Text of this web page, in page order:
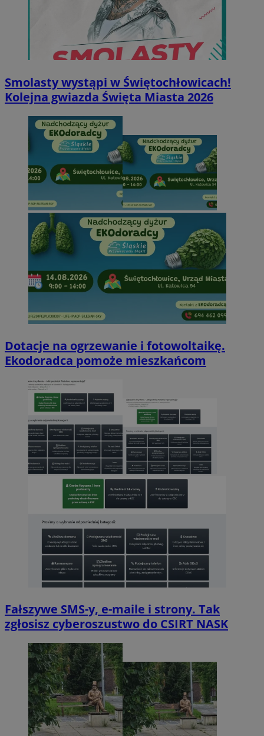
Smolasty wystąpi w Świętochłowicach!
Kolejna gwiazda Święta Miasta 2026
Dotacje na ogrzewanie i fotowoltaikę.
Ekodoradca pomoże mieszkańcom
Fałszywe SMS-y, e-maile i strony. Tak
zgłosisz cyberoszustwo do CSIRT NASK